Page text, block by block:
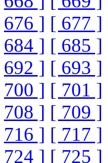
676 ] [ 677 ]
684 ] [ 685 ]
692 ] [ 693 ]
700 ] [ 701 ]
708 ] [ 709 ]
716 ] [ 717 ]
724 ] [ 725 ]